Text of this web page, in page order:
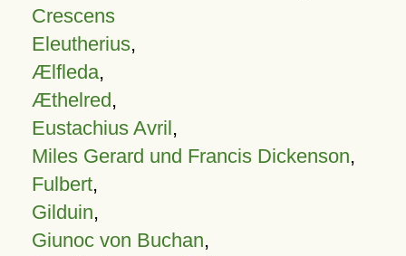
Crescens
Eleutherius,
Ælfleda,
Æthelred,
Eustachius Avril,
Miles Gerard und Francis Dickenson,
Fulbert,
Gilduin,
Giunoc von Buchan,